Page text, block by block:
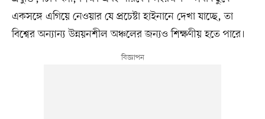
একসঙ্গে এগিয়ে নেওয়ার যে প্রচেষ্টা হাইনানে দেখা যাচ্ছে, তা
বিশ্বের অন্যান্য উন্নয়নশীল অঞ্চলের জন্যও শিক্ষণীয় হতে পারে।